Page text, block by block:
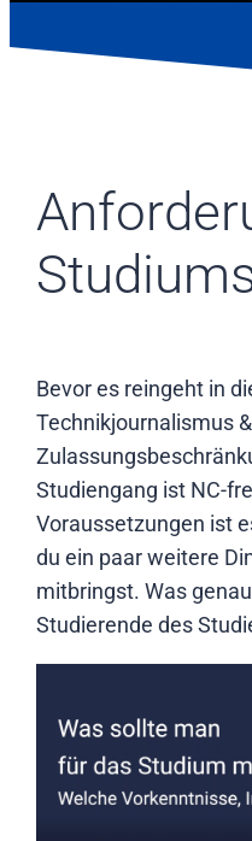
Bevor es reingeht in
Technikjournalismus
Studiengang ist NC-
Voraussetzungen ist
du ein paar weitere
mitbringst. Was
Studierende des